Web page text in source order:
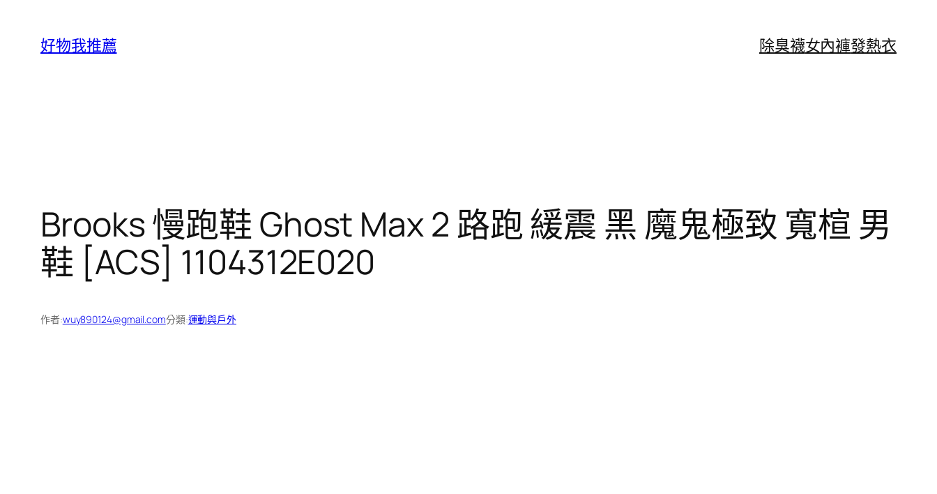
好物我推薦 除臭襪女內褲發熱衣
Brooks 慢跑鞋 Ghost Max 2 路跑 緩震 黑 魔鬼極致 寬楦 男
鞋 [ACS] 1104312E020
作者:wuy890124@gmail.com分類:運動與戶外